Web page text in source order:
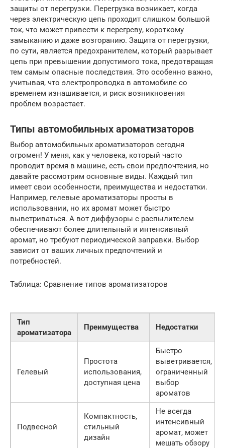
защиты от перегрузки. Перегрузка возникает, когда
через электрическую цепь проходит слишком большой
ток, что может привести к перегреву, короткому
замыканию и даже возгоранию. Защита от перегрузки,
по сути, является предохранителем, который разрывает
цепь при превышении допустимого тока, предотвращая
тем самым опасные последствия. Это особенно важно,
учитывая, что электропроводка в автомобиле со
временем изнашивается, и риск возникновения
проблем возрастает.
Типы автомобильных ароматизаторов
Выбор автомобильных ароматизаторов сегодня
огромен! У меня, как у человека, который часто
проводит время в машине, есть свои предпочтения, но
давайте рассмотрим основные виды. Каждый тип
имеет свои особенности, преимущества и недостатки.
Например, гелевые ароматизаторы просты в
использовании, но их аромат может быстро
выветриваться. А вот диффузоры с распылителем
обеспечивают более длительный и интенсивный
аромат, но требуют периодической заправки. Выбор
зависит от ваших личных предпочтений и
потребностей.
Таблица: Сравнение типов ароматизаторов
Тип
ароматизатора
Преимущества Недостатки
Гелевый
Простота
использования,
доступная цена
Быстро
выветривается,
ограниченный
выбор
ароматов
Подвесной
Компактность,
стильный
дизайн
Не всегда
интенсивный
аромат, может
мешать обзору